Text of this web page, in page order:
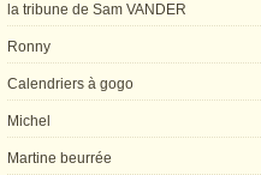
la tribune de Sam VANDER
Ronny
Calendriers à gogo
Michel
Martine beurrée